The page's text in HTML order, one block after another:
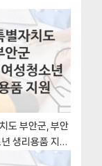
도 부안군, 부안
생리용품 지원
청 구비서류와 일